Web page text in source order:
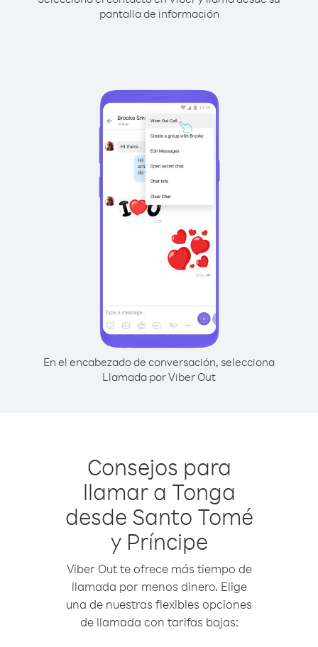
pantalla de información
En el encabezado de conversación, selecciona
Llamada por Viber Out
Consejos para
llamar a Tonga
desde Santo Tomé
y Príncipe
Viber Out te ofrece más tiempo de
llamada por menos dinero. Elige
una de nuestras flexibles opciones
de llamada con tarifas bajas: